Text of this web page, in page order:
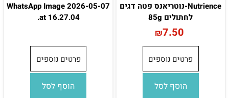
Nutrience-נוטריאנס פטה דגים
לחתולים 85g
₪7.50
פרטים נוספים
הוסף לסל
WhatsApp Image 2026-05-07
at 16.27.04.
פרטים נוספים
הוסף לסל